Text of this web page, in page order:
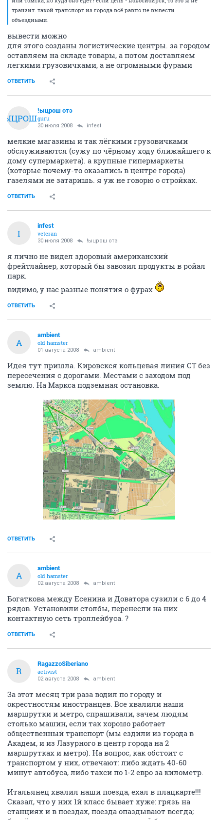
транзит. такой транспорт из города всё равно не вывести
объездными.
вывести можно
для этого созданы логистические центры. за городом
оставляем на складе товары, а потом доставляем
легкими грузовичками, а не огромными фурами
ОТВЕТИТЬ
!ЫЦРОШ
!ыцрош отэ
guru
30 июля 2008 infest
мелкие магазины и так лёгкими грузовичками
обслуживаются (сужу по чёрному ходу ближайшего к
дому супермаркета). а крупные гипермаркеты
(которые почему-то оказались в центре города)
газелями не затаришь. я уж не говорю о стройках.
ОТВЕТИТЬ
I
infest
veteran
30 июля 2008 !ыцрош отэ
я лично не видел здоровый американский
фрейтлайнер, который бы завозил продукты в ройал
парк.
видимо, у нас разные понятия о фурах
ОТВЕТИТЬ
A
ambient
old hamster
01 августа 2008 ambient
Идея тут пришла. Кировскся кольцевая линия СТ без
пересечения с дорогами. Местами с заходом под
землю. На Маркса подземная остановка.
ОТВЕТИТЬ
A
ambient
old hamster
02 августа 2008 ambient
Богаткова между Есенина и Доватора сузили с 6 до 4
рядов. Установили столбы, перенесли на них
контактную сеть троллейбуса. ?
ОТВЕТИТЬ
R
RagazzoSiberiano
activist
02 августа 2008 ambient
За этот месяц три раза водил по городу и
окрестностям иностранцев. Все хвалили наши
маршрутки и метро, спрашивали, зачем людям
столько машин, если так хорошо работает
общественный транспорт (мы ездили из города в
Академ, и из Лазурного в центр города на 2
маршрутках и метро). На вопрос, как обстоит с
транспортом у них, отвечают: либо ждать 40-60
минут автобуса, либо такси по 1-2 евро за километр.
Итальянец хвалил наши поезда, ехал в плацкарте!!!
Сказал, что у них 1й класс бывает хуже: грязь на
станциях и в поездах, поезда опаздывают всегда;